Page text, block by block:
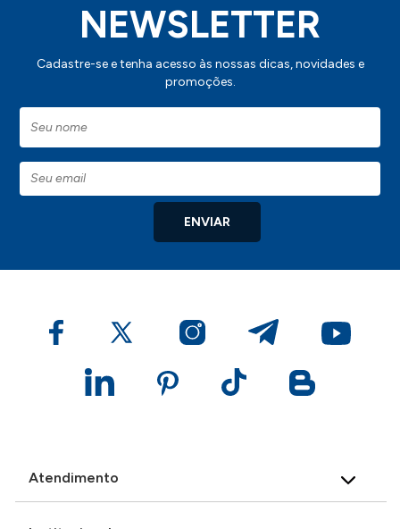
NEWSLETTER
Cadastre-se e tenha acesso às nossas dicas, novidades e
promoções.
ENVIAR
Atendimento